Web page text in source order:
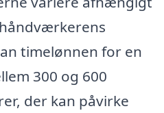
timelønnen for en
300 og 600
der kan påvirke